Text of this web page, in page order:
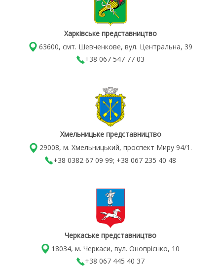
Харківське представництво
63600, смт. Шевченкове, вул. Центральна, 39
+38 067 547 77 03
Хмельницьке представництво
29008, м. Хмельницький, проспект Миру 94/1.
+38 0382 67 09 99; +38 067 235 40 48
Черкаське представництво
18034, м. Черкаси, вул. Онопрієнко, 10
+38 067 445 40 37